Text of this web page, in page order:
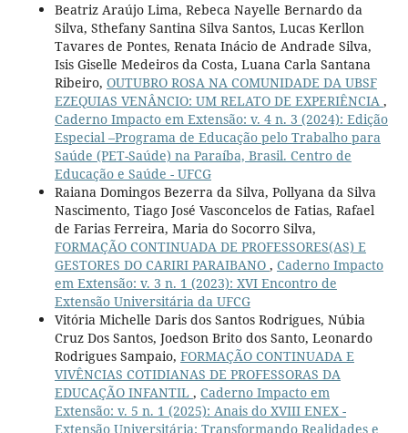
Beatriz Araújo Lima, Rebeca Nayelle Bernardo da
Silva, Sthefany Santina Silva Santos, Lucas Kerllon
Tavares de Pontes, Renata Inácio de Andrade Silva,
Isis Giselle Medeiros da Costa, Luana Carla Santana
Ribeiro, OUTUBRO ROSA NA COMUNIDADE DA UBSF
EZEQUIAS VENÂNCIO: UM RELATO DE EXPERIÊNCIA ,
Caderno Impacto em Extensão: v. 4 n. 3 (2024): Edição
Especial –Programa de Educação pelo Trabalho para
Saúde (PET-Saúde) na Paraíba, Brasil. Centro de
Educação e Saúde - UFCG
Raiana Domingos Bezerra da Silva, Pollyana da Silva
Nascimento, Tiago José Vasconcelos de Fatias, Rafael
de Farias Ferreira, Maria do Socorro Silva,
FORMAÇÃO CONTINUADA DE PROFESSORES(AS) E
GESTORES DO CARIRI PARAIBANO , Caderno Impacto
em Extensão: v. 3 n. 1 (2023): XVI Encontro de
Extensão Universitária da UFCG
Vitória Michelle Daris dos Santos Rodrigues, Núbia
Cruz Dos Santos, Joedson Brito dos Santo, Leonardo
Rodrigues Sampaio, FORMAÇÃO CONTINUADA E
VIVÊNCIAS COTIDIANAS DE PROFESSORAS DA
EDUCAÇÃO INFANTIL , Caderno Impacto em
Extensão: v. 5 n. 1 (2025): Anais do XVIII ENEX -
Extensão Universitária: Transformando Realidades e